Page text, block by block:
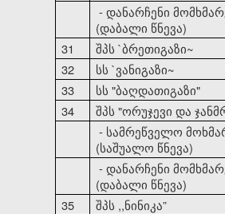
- დანარჩენი
(დაბალი წნევა)
31
შპს `ბრეთიგაზი~
32
სს `ვანიგაზი~
33
სს "ბაღდათიგაზი"
34
შპს "ორუჯევი და
- სამრეწველო
(საშუალო წნევა)
- დანარჩენი
(დაბალი წნევა)
35
შპს ,,ნინიკა”